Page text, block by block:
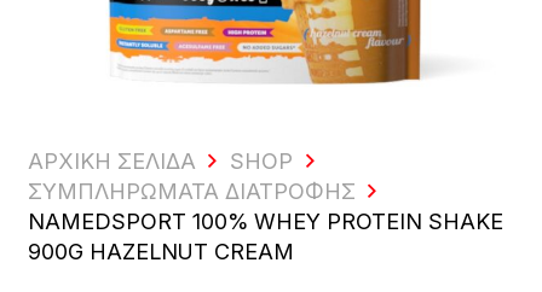
ΑΡΧΙΚΗ ΣΕΛΙΔΑ
SHOP
ΣΥΜΠΛΗΡΏΜΑΤΑ ΔΙΑΤΡΟΦΉΣ
NAMEDSPORT 100% WHEY PROTEIN SHAKE
900G HAZELNUT CREAM